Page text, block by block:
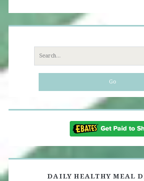
Search
for:
DAILY HEALTHY MEAL